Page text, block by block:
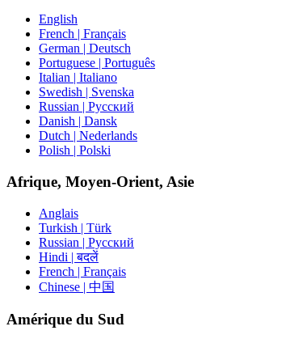
English
French | Français
German | Deutsch
Portuguese | Português
Italian | Italiano
Swedish | Svenska
Russian | Русский
Danish | Dansk
Dutch | Nederlands
Polish | Polski
Afrique, Moyen-Orient, Asie
Anglais
Turkish | Türk
Russian | Русский
Hindi | बदलें
French | Français
Chinese | 中国
Amérique du Sud